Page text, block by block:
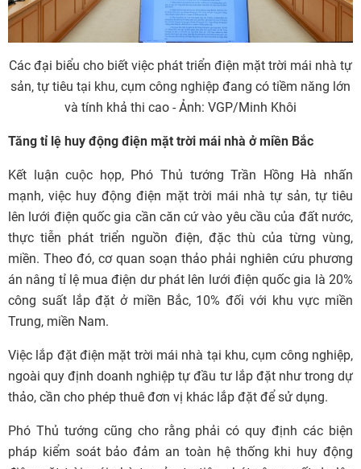
Các đại biểu cho biết việc phát triển điện mặt trời mái nhà tự
sản, tự tiêu tại khu, cụm công nghiệp đang có tiềm năng lớn
và tính khả thi cao - Ảnh: VGP/Minh Khôi
Tăng tỉ lệ huy động điện mặt trời mái nhà ở miền Bắc
Kết luận cuộc họp, Phó Thủ tướng Trần Hồng Hà nhấn
mạnh, việc huy động điện mặt trời mái nhà tự sản, tự tiêu
lên lưới điện quốc gia cần căn cứ vào yêu cầu của đất nước,
thực tiễn phát triển nguồn điện, đặc thù của từng vùng,
miền. Theo đó, cơ quan soạn thảo phải nghiên cứu phương
án nâng tỉ lệ mua điện dư phát lên lưới điện quốc gia là 20%
công suất lắp đặt ở miền Bắc, 10% đối với khu vực miền
Trung, miền Nam.
Việc lắp đặt điện mặt trời mái nhà tại khu, cụm công nghiệp,
ngoài quy định doanh nghiệp tự đầu tư lắp đặt như trong dự
thảo, cần cho phép thuê đơn vị khác lắp đặt để sử dụng.
Phó Thủ tướng cũng cho rằng phải có quy định các biện
pháp kiểm soát bảo đảm an toàn hệ thống khi huy động